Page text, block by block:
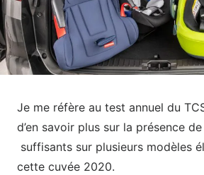
Je me réfère au test annuel du
d’en savoir plus sur la présence
suffisants sur plusieurs modèles
cette cuvée 2020.